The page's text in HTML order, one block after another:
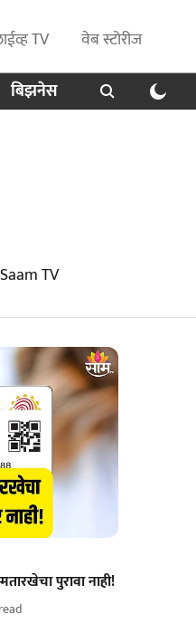
TV
वेब स्टोरीज
बिझनेस
TV
पुरावा नाही!